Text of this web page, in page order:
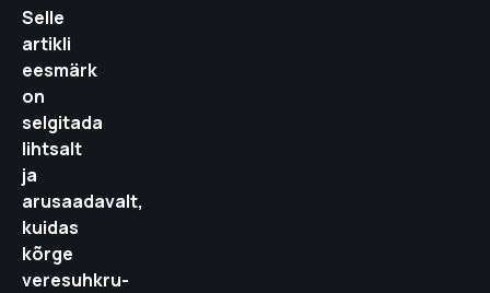
Selle
artikli
eesmärk
on
selgitada
lihtsalt
ja
arusaadavalt,
kuidas
kõrge
veresuhkru-